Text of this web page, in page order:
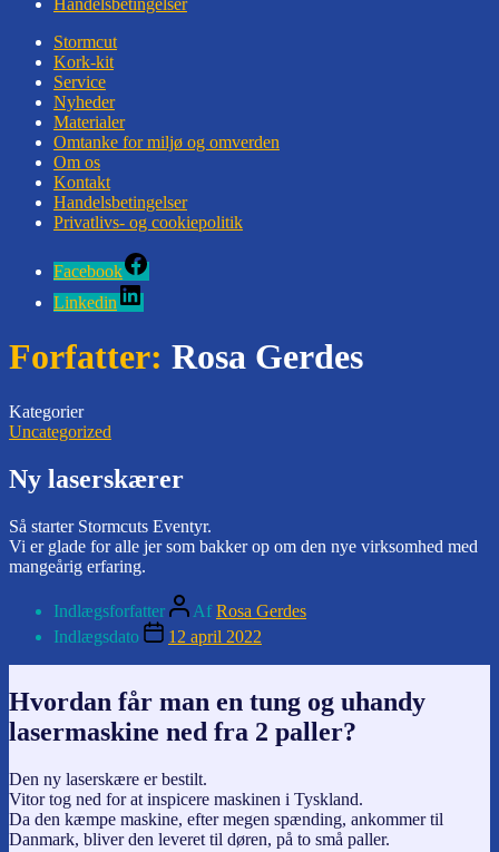
Handelsbetingelser
Stormcut
Kork-kit
Service
Nyheder
Materialer
Omtanke for miljø og omverden
Om os
Kontakt
Handelsbetingelser
Privatlivs- og cookiepolitik
Facebook
Linkedin
Forfatter: Rosa Gerdes
Kategorier
Uncategorized
Ny laserskærer
Så starter Stormcuts Eventyr.
Vi er glade for alle jer som bakker op om den nye virksomhed med
mangeårig erfaring.
Indlægsforfatter AfRosa Gerdes
Indlægsdato
12 april 2022
Hvordan får man en tung og uhandy
lasermaskine ned fra 2 paller?
Den ny laserskære er bestilt.
Vitor tog ned for at inspicere maskinen i Tyskland.
Da den kæmpe maskine, efter megen spænding, ankommer til
Danmark, bliver den leveret til døren, på to små paller.